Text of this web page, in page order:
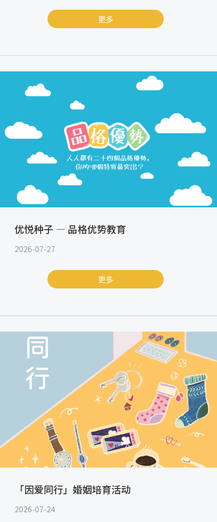
更多
优悦种子 — 品格优势教育
2026-07-27
更多
「因爱同行」婚姻培育活动
2026-07-24